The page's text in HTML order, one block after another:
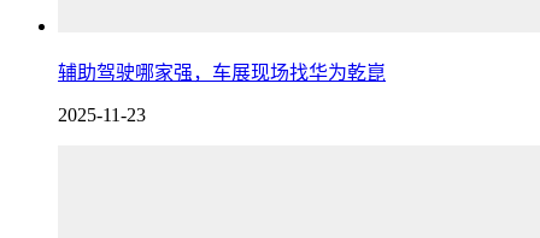
辅助驾驶哪家强，车展现场找华为乾崑
2025-11-23